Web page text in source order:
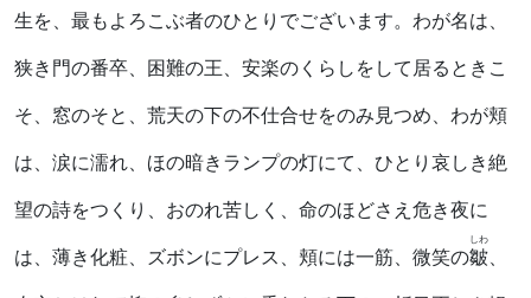
生を、最もよろこぶ者のひとりでございます。わが名は、
狭き門の番卒、困難の王、安楽のくらしをして居るときこ
そ、窓のそと、荒天の下の不仕合せをのみ見つめ、わが頬
は、涙に濡れ、ほの暗きランプの灯にて、ひとり哀しき絶
望の詩をつくり、おのれ苦しく、命のほどさえ危き夜に
は、薄き化粧、ズボンにプレス、頬には一筋、微笑の皺
しわ
、